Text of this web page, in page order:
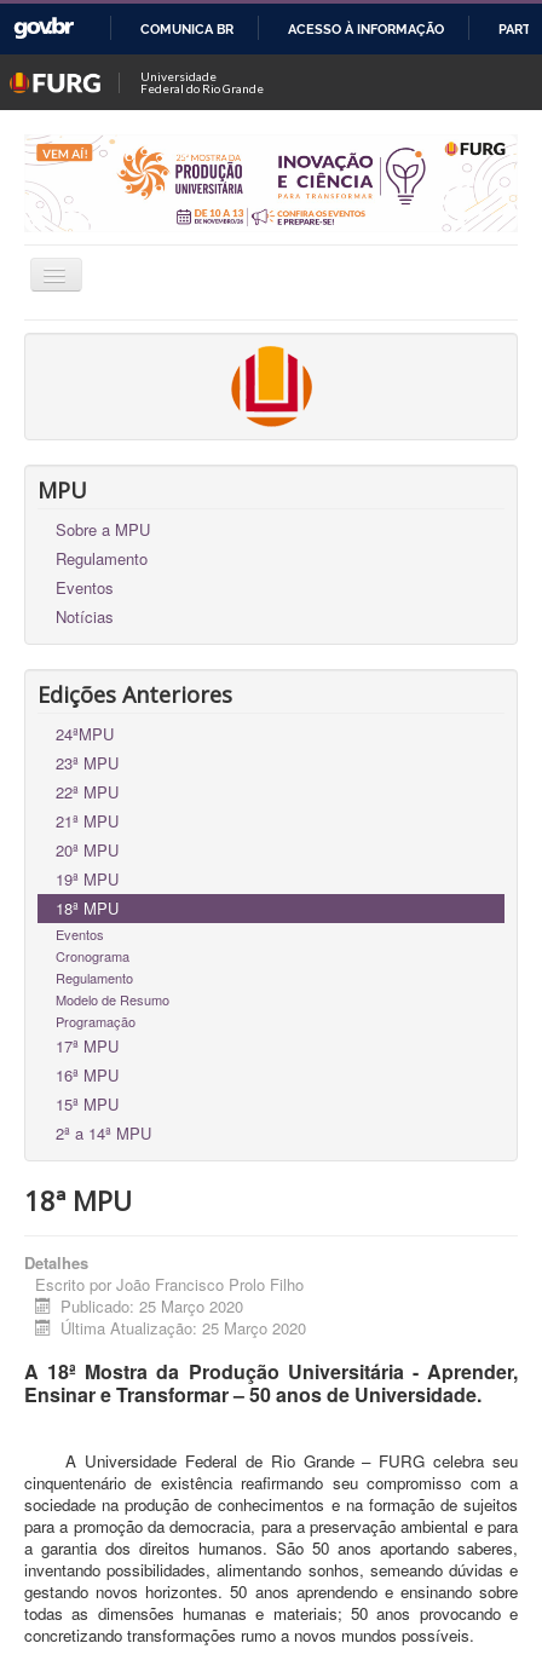
O
COMUNICA BR ACESSO À INFORMAÇÃO
Universidade
Federal do Rio Grande
Alternar
INSCRIÇÕES
CONSULTAR TRABALHOS / SALAS
MPU
Sobre a MPU
Regulamento
Eventos
Notícias
Edições Anteriores
24ªMPU
23ª MPU
22ª MPU
21ª MPU
20ª MPU
19ª MPU
18ª MPU
Eventos
Cronograma
Regulamento
Modelo de Resumo
Programação
17ª MPU
16ª MPU
15ª MPU
2ª a 14ª MPU
18ª MPU
Detalhes
Escrito por João Francisco Prolo Filho
Publicado: 25 Março 2020
Última Atualização: 25 Março 2020
A 18ª Mostra da Produção Universitária - Aprender,
Ensinar e Transformar – 50 anos de Universidade.
A Universidade Federal de Rio Grande – FURG celebra seu
cinquentenário de existência reafirmando seu compromisso com a
sociedade na produção de conhecimentos e na formação de sujeitos
para a promoção da democracia, para a preservação ambiental e para
a garantia dos direitos humanos. São 50 anos aportando saberes,
inventando possibilidades, alimentando sonhos, semeando dúvidas e
gestando novos horizontes. 50 anos aprendendo e ensinando sobre
todas as dimensões humanas e materiais; 50 anos provocando e
concretizando transformações rumo a novos mundos possíveis.